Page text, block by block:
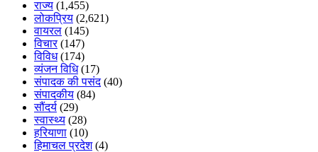
राज्य (1,455)
लोकप्रिय (2,621)
वायरल (145)
विचार(147)
विविध(174)
व्यंजन विधि(17)
संपादक की पसंद(40)
संपादकीय (84)
सौंदर्य (29)
स्वास्थ्य (28)
हरियाणा (10)
हिमाचल प्रदेश(4)